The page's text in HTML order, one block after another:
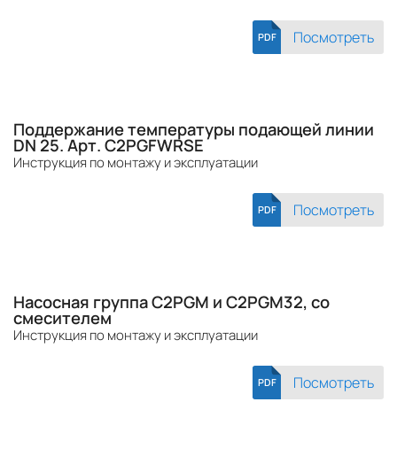
PDF Посмотреть
Поддержание температуры подающей линии
DN 25. Арт. C2PGFWRSE
Инструкция по монтажу и эксплуатации
PDF Посмотреть
Насосная группа C2PGM и C2PGM32, со
смесителем
Инструкция по монтажу и эксплуатации
PDF Посмотреть